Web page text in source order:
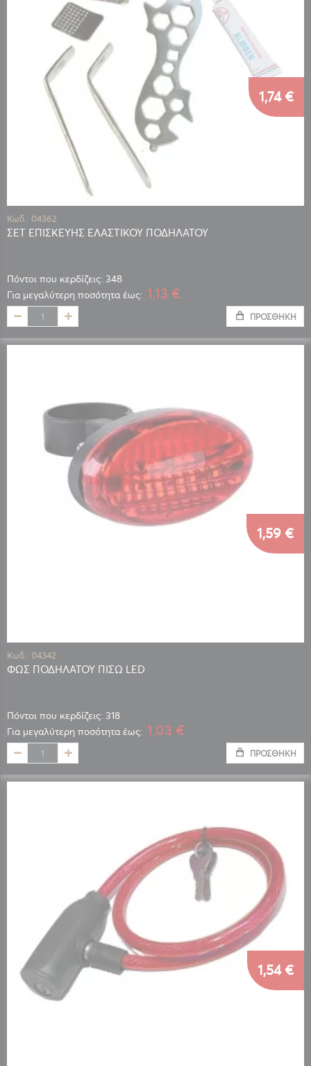
Κωδ.: 04362
ΣΕΤ ΕΠΙΣΚΕΥΗΣ ΕΛΑΣΤΙΚΟΥ ΠΟΔΗΛΑΤΟΥ
Πόντοι που κερδίζεις: 348
1,74 €
Για μεγαλύτερη ποσότητα έως: 1,13 €
ΠΡΟΣΘΉΚΗ
Κωδ.: 04342
ΦΩΣ ΠΟΔΗΛΑΤΟΥ ΠΙΣΩ LED
Πόντοι που κερδίζεις: 318
1,59 €
Για μεγαλύτερη ποσότητα έως: 1,03 €
ΠΡΟΣΘΉΚΗ
1,54 €